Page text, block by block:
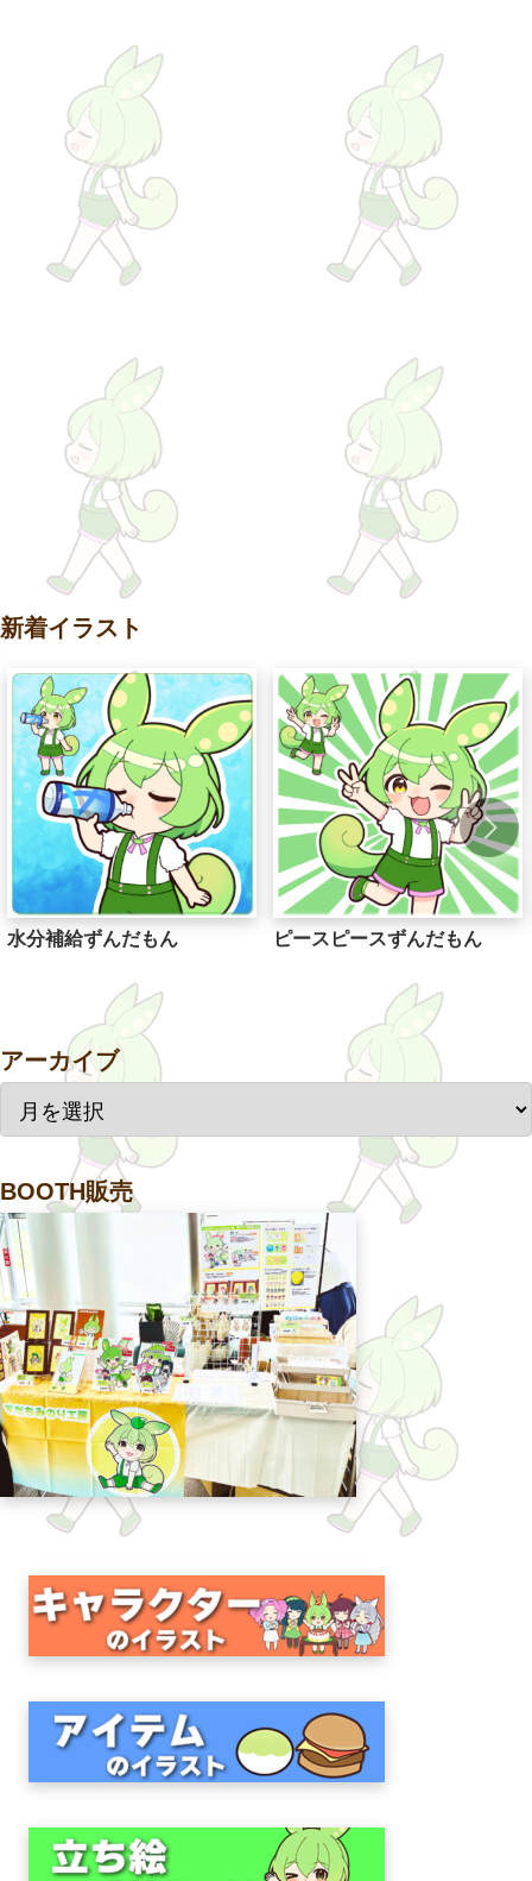
新着イラスト
水分補給ずんだもん ピースピースずんだもん
アーカイブ
BOOTH販売